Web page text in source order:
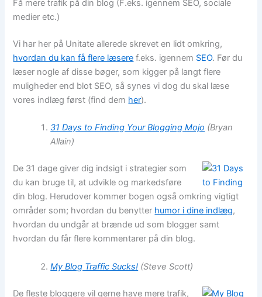
Få mere trafik på din blog (F.eks. igennem SEO, sociale
medier etc.)
Vi har her på Unitate allerede skrevet en lidt omkring,
hvordan du kan få flere læsere f.eks. igennem SEO. Før du
læser nogle af disse bøger, som kigger på langt flere
muligheder end blot SEO, så synes vi dog du skal læse
vores indlæg først (find dem her).
31 Days to Finding Your Blogging Mojo (Bryan
Allain)
De 31 dage giver dig indsigt i strategier som
du kan bruge til, at udvikle og markedsføre
din blog. Herudover kommer bogen også omkring vigtigt
områder som; hvordan du benytter humor i dine indlæg,
hvordan du undgår at brænde ud som blogger samt
hvordan du får flere kommentarer på din blog.
My Blog Traffic Sucks! (Steve Scott)
De fleste bloggere vil gerne have mere trafik,